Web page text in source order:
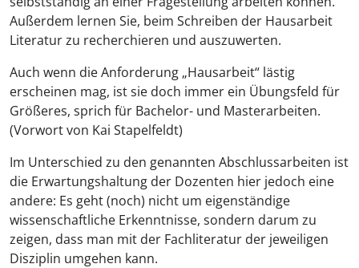
Außerdem lernen Sie, beim Schreiben der Hausarbeit
Literatur zu recherchieren und auszuwerten.
Auch wenn die Anforderung „Hausarbeit“ lästig
erscheinen mag, ist sie doch immer ein Übungsfeld für
Größeres, sprich für Bachelor- und Masterarbeiten.
(Vorwort von Kai Stapelfeldt)
Im Unterschied zu den genannten Abschlussarbeiten ist
die Erwartungshaltung der Dozenten hier jedoch eine
andere: Es geht (noch) nicht um eigenständige
wissenschaftliche Erkenntnisse, sondern darum zu
zeigen, dass man mit der Fachliteratur der jeweiligen
Disziplin umgehen kann.